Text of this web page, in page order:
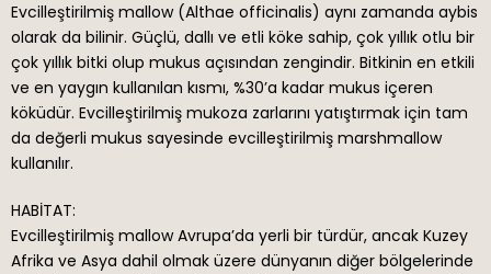
Evcilleştirilmiş mallow (Althae officinalis) aynı zamanda aybis
olarak da bilinir. Güçlü, dallı ve etli köke sahip, çok yıllık otlu bir
çok yıllık bitki olup mukus açısından zengindir. Bitkinin en etkili
ve en yaygın kullanılan kısmı, %30’a kadar mukus içeren
köküdür. Evcilleştirilmiş mukoza zarlarını yatıştırmak için tam
da değerli mukus sayesinde evcilleştirilmiş marshmallow
kullanılır.
HABİTAT:
Evcilleştirilmiş mallow Avrupa’da yerli bir türdür, ancak Kuzey
Afrika ve Asya dahil olmak üzere dünyanın diğer bölgelerinde